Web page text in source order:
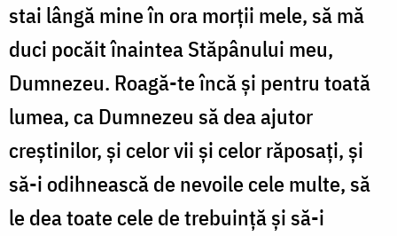
stai lângă mine în ora morţii mele, să mă
duci pocăit înaintea Stăpânului meu,
Dumnezeu. Roagă-te încă şi pentru toată
lumea, ca Dumnezeu să dea ajutor
creştinilor, şi celor vii şi celor răposaţi, şi
să-i odihnească de nevoile cele multe, să
le dea toate cele de trebuinţă şi să-i